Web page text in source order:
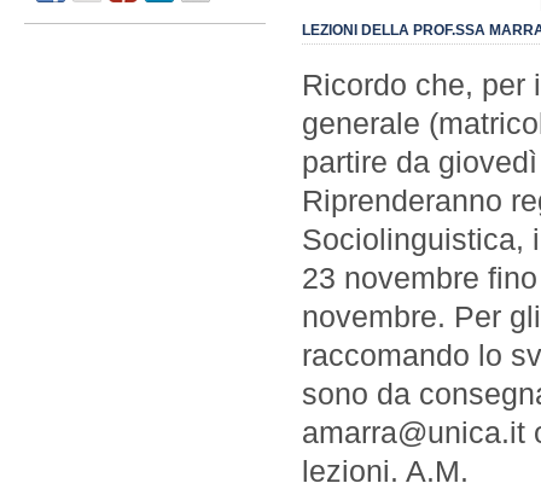
LEZIONI DELLA PROF.SSA
Ricordo che, per
generale
partire da
Riprenderanno
Sociolinguistica,
23 novembre
novembre. Per
raccomando lo
sono da
amarra@unica.it
lezioni. A.M.